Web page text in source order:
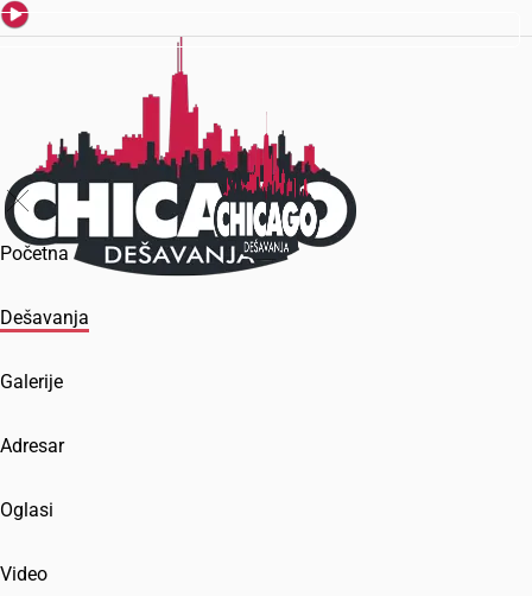
Početna
Dešavanja
Galerije
Adresar
Oglasi
Video